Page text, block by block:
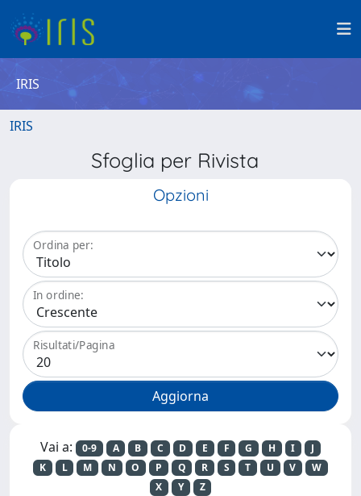
IRIS
IRIS
Sfoglia per Rivista
Opzioni
Ordina per:
In ordine:
Risultati/Pagina
Vai a: 0-9 A B C D E F G H I
J
K
L M N O P Q R S T U V
W
X
Y Z